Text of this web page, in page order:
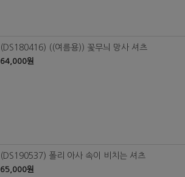
(DS180416) ((여름용)) 꽃무늬 망사 셔츠
64,000원
(DS190537) 폴리 아사 속이 비치는 셔츠
65,000원